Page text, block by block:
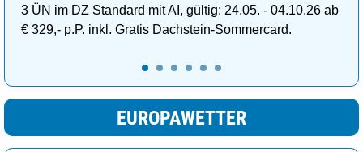
3 ÜN im DZ Standard mit AI, gültig: 24.05. - 04.10.26 ab
€ 329,- p.P. inkl. Gratis Dachstein-Sommercard.
EUROPAWETTER